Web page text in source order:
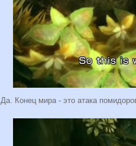
Да. Конец мира - это атака